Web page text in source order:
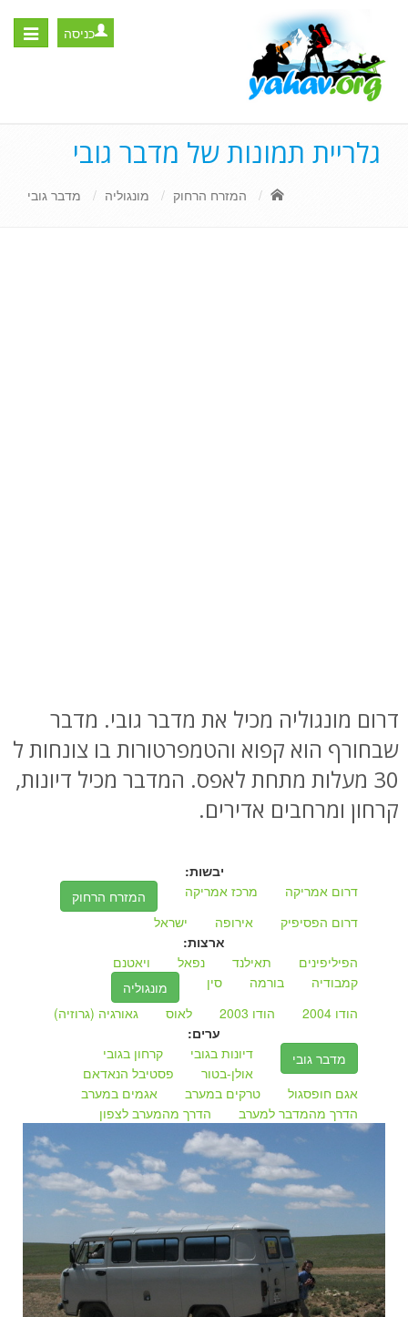
Toggle
כניסה
גלריית תמונות של מדבר גובי
המזרח הרחוק מונגוליה מדבר גובי
דרום מונגוליה מכיל את מדבר גובי. מדבר
שבחורף הוא קפוא והטמפרטורות בו צונחות ל
30 מעלות מתחת לאפס. המדבר מכיל דיונות,
קרחון ומרחבים אדירים.
יבשות:
דרום אמריקה
מרכז אמריקה
המזרח הרחוק
דרום הפסיפיק
אירופה
ישראל
ארצות:
הפיליפינים
תאילנד נפאל
ויאטנם
קמבודיה
בורמה סין
מונגוליה
הודו 2004
הודו 2003 לאוס
גאורגיה (גרוזיה)
ערים:
מדבר גובי
דיונות בגובי
קרחון בגובי
אולן-בטור
פסטיבל הנאדאם
אגם חופסגול
טרקים במערב
אגמים במערב
הדרך מהמדבר למערב
הדרך מהמערב לצפון